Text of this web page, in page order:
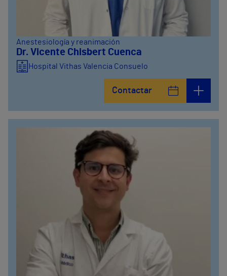
Anestesiología y reanimación
Dr. Vicente Chisbert Cuenca
Hospital Vithas Valencia Consuelo
Contactar